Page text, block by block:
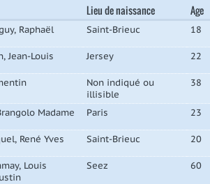
Lieu de naissance Age
Raphaël Saint-Brieuc 18
Jean-Louis Jersey 22
Non indiqué ou
illisible
38
Madame Paris 23
René Yves Saint-Brieuc 20
Louis
Seez 60